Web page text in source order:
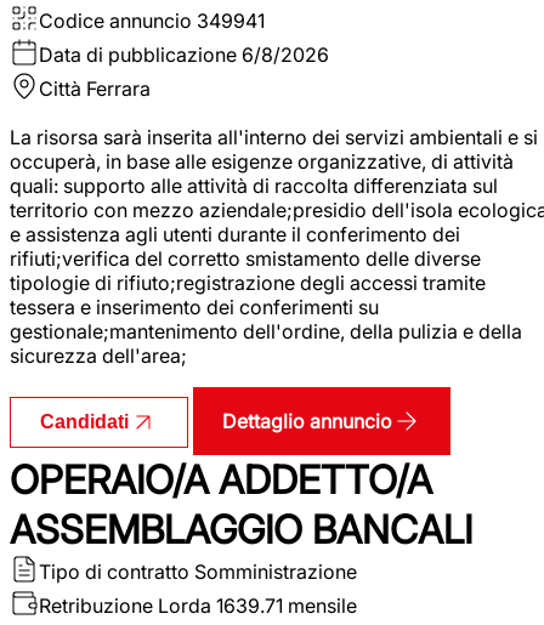
Codice annuncio 349941
Data di pubblicazione 6/8/2026
Città Ferrara
La risorsa sarà inserita all'interno dei servizi ambientali e si
occuperà, in base alle esigenze organizzative, di attività
quali: supporto alle attività di raccolta differenziata sul
territorio con mezzo aziendale;presidio dell'isola
e assistenza agli utenti durante il conferimento dei
rifiuti;verifica del corretto smistamento delle diverse
tipologie di rifiuto;registrazione degli accessi tramite
tessera e inserimento dei conferimenti su
gestionale;mantenimento dell'ordine, della pulizia e della
sicurezza dell'area;
Candidati Dettaglio annuncio
OPERAIO/A ADDETTO/A
ASSEMBLAGGIO BANCALI
Tipo di contratto Somministrazione
Retribuzione Lorda 1639.71 mensile